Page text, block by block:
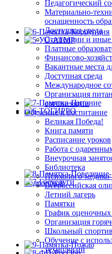
Педагогический
Материально-
оснащенность
Доступная среда
Стипендии и иные
Платные
Финансово-
Вакантные места
Доступная среда
Международное
Организация
организации
Обучение и воспитание
Великая Победа!
Книга памяти
Расписание уроков
Работа с
Внеурочная
Библиотека
Психолого-
Всероссийская
Летний лагерь
Памятки
График
Организация
Школьный
Обучение с
технологий